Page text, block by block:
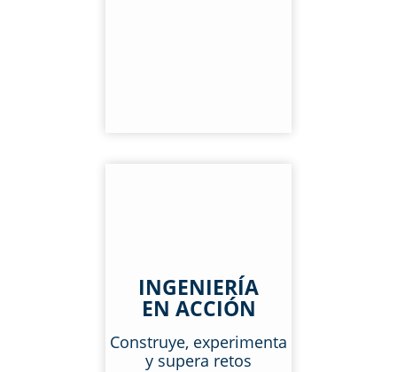
INGENIERÍA
EN ACCIÓN
Construye, experimenta
y supera retos